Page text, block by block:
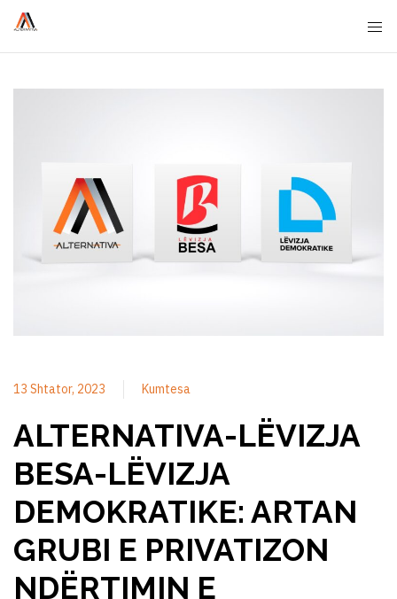
13 Shtator, 2023 Kumtesa
ALTERNATIVA-LËVIZJA
BESA-LËVIZJA
DEMOKRATIKE: ARTAN
GRUBI E PRIVATIZON
NDËRTIMIN E